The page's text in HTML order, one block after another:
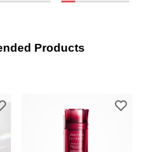
Products